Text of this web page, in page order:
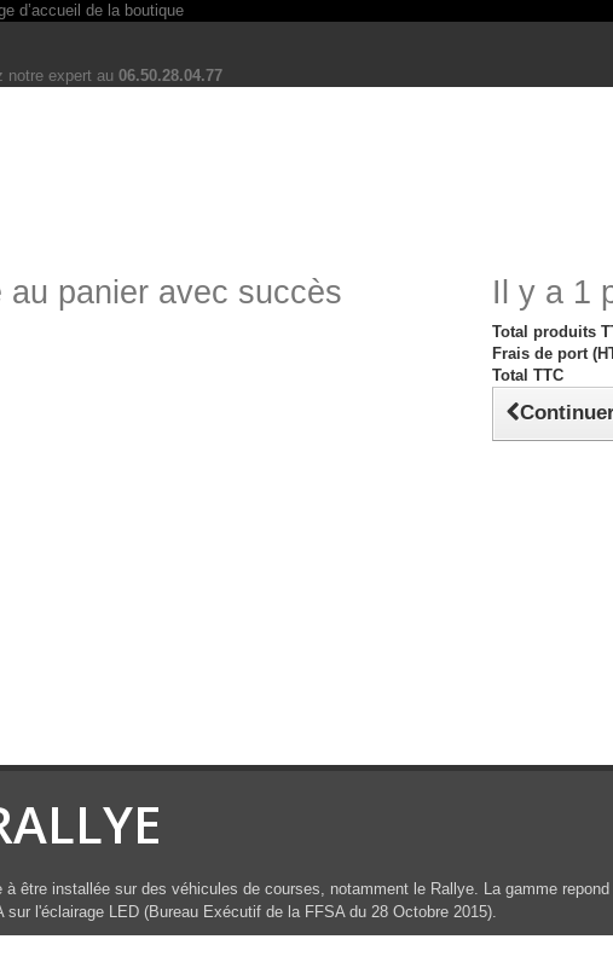
notre expert au 06.50.28.04.77
au panier avec succès Il y a 1
Total produits
Frais de port
Total TTC
être installée sur des véhicules de courses, notamment le Rallye. La gamme
sur l'éclairage LED (Bureau Exécutif de la FFSA du 28 Octobre 2015).